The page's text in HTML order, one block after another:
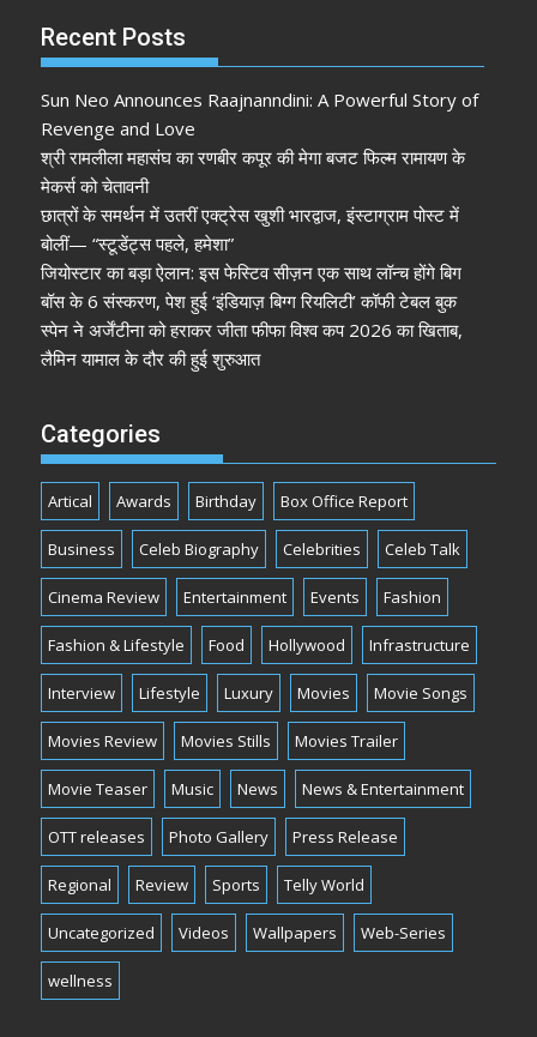
Recent Posts
Sun Neo Announces Raajnanndini: A Powerful Story of
Revenge and Love
श्री रामलीला महासंघ का रणबीर कपूर की मेगा बजट फिल्म रामायण के
मेकर्स को चेतावनी
छात्रों के समर्थन में उतरीं एक्ट्रेस खुशी भारद्वाज, इंस्टाग्राम पोस्ट में
बोलीं— “स्टूडेंट्स पहले, हमेशा”
जियोस्टार का बड़ा ऐलान: इस फेस्टिव सीज़न एक साथ लॉन्च होंगे बिग
बॉस के 6 संस्करण, पेश हुई ‘इंडियाज़ बिग्ग रियलिटी’ कॉफी टेबल बुक
स्पेन ने अर्जेंटीना को हराकर जीता फीफा विश्व कप 2026 का खिताब,
लैमिन यामाल के दौर की हुई शुरुआत
Categories
Artical Awards Birthday Box Office Report
Business Celeb Biography Celebrities Celeb Talk
Cinema Review Entertainment Events Fashion
Fashion & Lifestyle Food Hollywood Infrastructure
Interview Lifestyle Luxury Movies Movie Songs
Movies Review Movies Stills Movies Trailer
Movie Teaser Music News News & Entertainment
OTT releases Photo Gallery Press Release
Regional Review Sports Telly World
Uncategorized Videos Wallpapers Web-Series
wellness